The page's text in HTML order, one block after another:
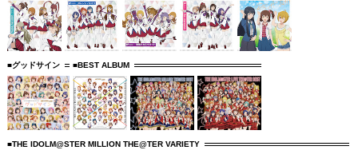
■グッドサイン ■BEST ALBUM
■THE IDOLM@STER MILLION THE@TER VARIETY